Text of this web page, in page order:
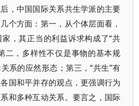
，中国国际关系共生学派的主要
个方面：第一，从个体层面看，
，其正当的利益诉求构成了“共
二，多样性不仅是事物的基本规
系的应然形态；第三，“共生”有
国和平并存的观点，更强调行为
和多种互动关系。要言之，国际